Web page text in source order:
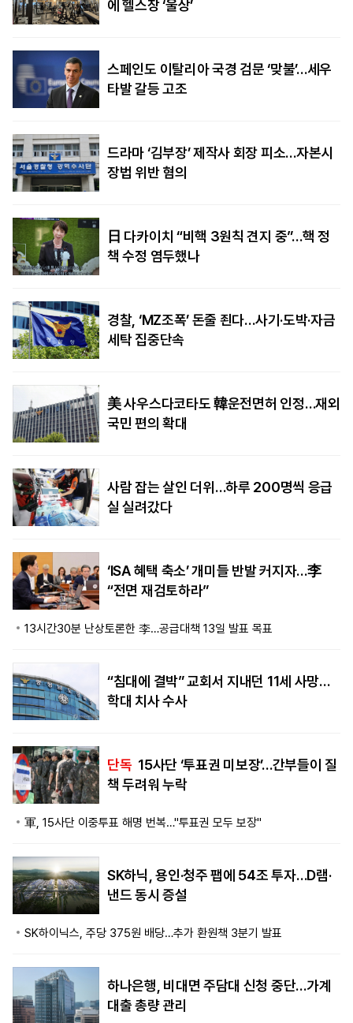
에 헬스장 ‘울상’
스페인도 이탈리아 국경 검문 ‘맞불’…세우
타발 갈등 고조
드라마 ‘김부장’ 제작사 회장 피소…자본시
장법 위반 혐의
日 다카이치 “비핵 3원칙 견지 중”…핵 정
책 수정 염두했나
경찰, ‘MZ조폭’ 돈줄 죈다…사기·도박·자금
세탁 집중단속
美 사우스다코타도 韓운전면허 인정…재외
국민 편의 확대
사람 잡는 살인 더위…하루 200명씩 응급
실 실려갔다
‘ISA 혜택 축소’ 개미들 반발 커지자…李
“전면 재검토하라”
13시간30분 난상토론한 李…공급대책 13일 발표 목표
“침대에 결박” 교회서 지내던 11세 사망…
학대 치사 수사
단독 15사단 ‘투표권 미보장’…간부들이 질
책 두려워 누락
軍, 15사단 이중투표 해명 번복…"투표권 모두 보장"
SK하닉, 용인·청주 팹에 54조 투자…D램·
낸드 동시 증설
SK하이닉스, 주당 375원 배당…추가 환원책 3분기 발표
하나은행, 비대면 주담대 신청 중단…가계
대출 총량 관리